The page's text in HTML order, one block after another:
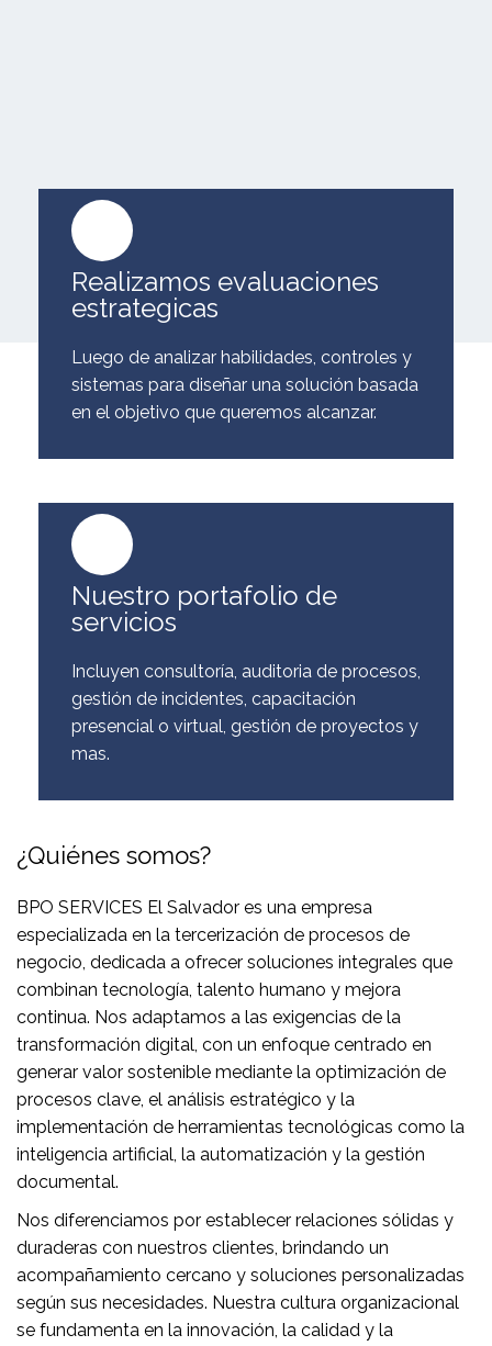
Realizamos evaluaciones
estrategicas
Luego de analizar habilidades, controles y
sistemas para diseñar una solución basada
en el objetivo que queremos alcanzar.
Nuestro portafolio de
servicios
Incluyen consultoría, auditoria de procesos,
gestión de incidentes, capacitación
presencial o virtual, gestión de proyectos y
mas.
¿Quiénes somos?
BPO SERVICES El Salvador es una empresa
especializada en la tercerización de procesos de
negocio, dedicada a ofrecer soluciones integrales que
combinan tecnología, talento humano y mejora
continua. Nos adaptamos a las exigencias de la
transformación digital, con un enfoque centrado en
generar valor sostenible mediante la optimización de
procesos clave, el análisis estratégico y la
implementación de herramientas tecnológicas como la
inteligencia artificial, la automatización y la gestión
documental.
Nos diferenciamos por establecer relaciones sólidas y
duraderas con nuestros clientes, brindando un
acompañamiento cercano y soluciones personalizadas
según sus necesidades. Nuestra cultura organizacional
se fundamenta en la innovación, la calidad y la